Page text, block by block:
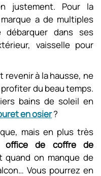
justement. Pour la
a de multiples
dans ses
vaisselle pour
revenir à la hausse, ne
du beau temps.
bains de soleil en
en osier?
mais en plus très
de coffre de
quand on manque de
Vous pourrez en